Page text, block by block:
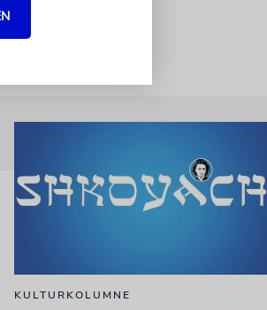
von Lennart Wilsch
KULTURKOLUMNE